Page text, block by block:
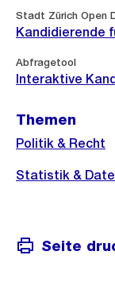
Weitere
Stadt Zürich Open
Externer
Link:
Kandidierende
Abfragetool
Interaktive
Themen
Politik & Recht
Statistik &
Seite